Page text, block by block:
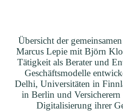
Übersicht der
Marcus Lepie mit Björn
Tätigkeit als Berater und
Geschäftsmodelle
Delhi, Universitäten in
in Berlin und
Digitalisierung ihrer